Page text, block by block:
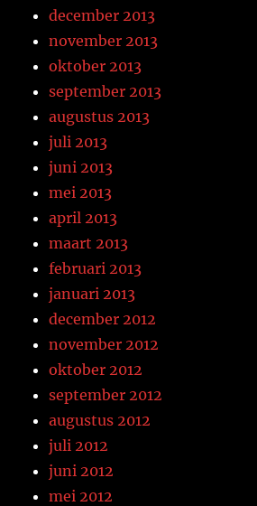
december 2013
november 2013
oktober 2013
september 2013
augustus 2013
juli 2013
juni 2013
mei 2013
april 2013
maart 2013
februari 2013
januari 2013
december 2012
november 2012
oktober 2012
september 2012
augustus 2012
juli 2012
juni 2012
mei 2012